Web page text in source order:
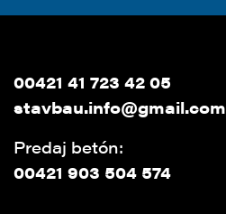
00421 41 723 42 05
stavbau.info@gmail.com
Predaj betón:
00421 903 504 574